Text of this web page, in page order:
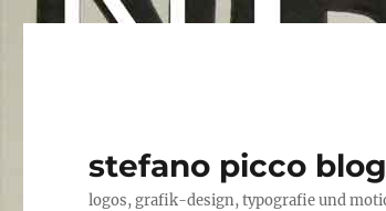
stefano picco blog
logos, grafik-design, typografie und